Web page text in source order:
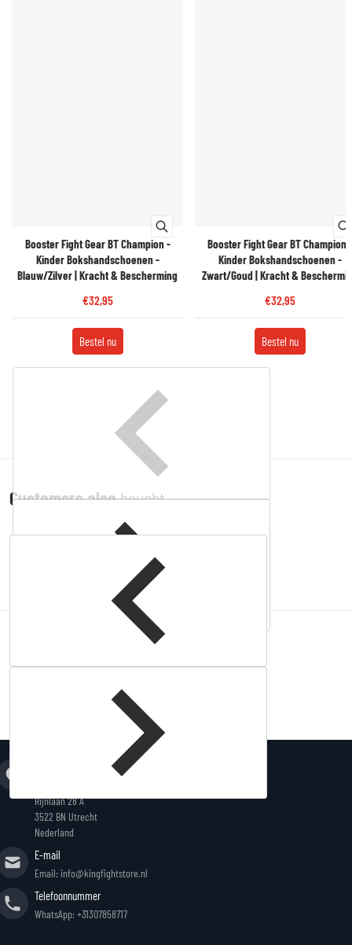
Booster Fight Gear BT Champion -
Kinder Bokshandschoenen -
Blauw/Zilver | Kracht & Bescherming
€32,95
Bestel nu
Booster Fight Gear BT Champion -
Kinder Bokshandschoenen -
Zwart/Goud | Kracht &
€32,95
Bestel nu
Customers alsobought
products
Rijnlaan 28 A
3522 BN Utrecht
Nederland
E-mail
Email: info@kingfightstore.nl
Telefoonnummer
WhatsApp: +31307858717